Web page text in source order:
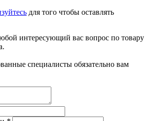
для того чтобы оставлять
интересующий вас вопрос по товару
специалисты обязательно вам